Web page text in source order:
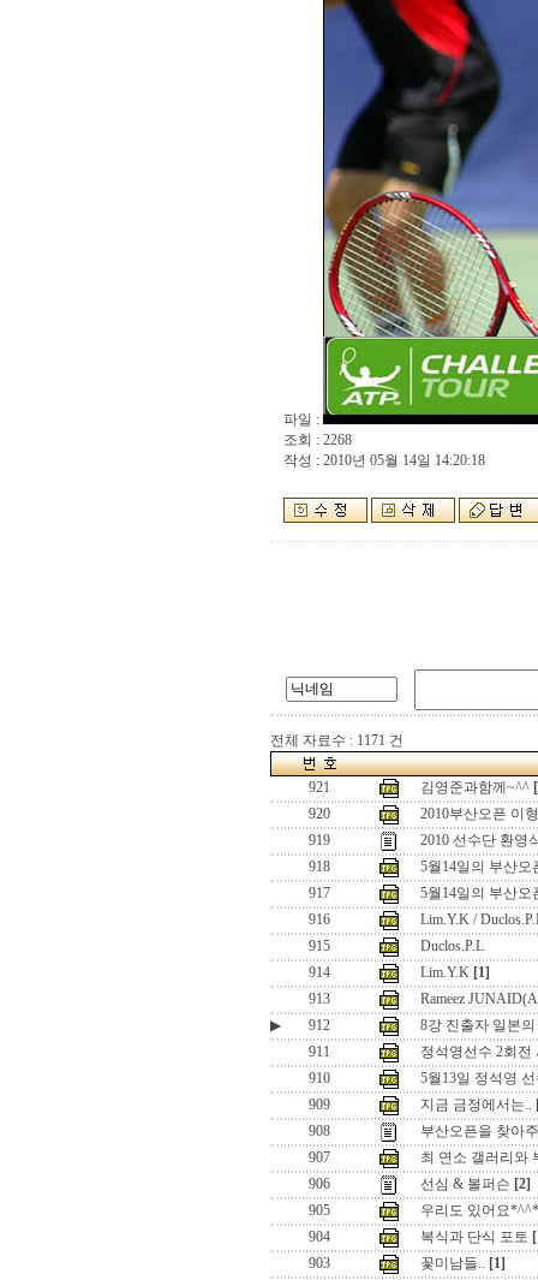
파일 :
조회 : 2268
작성 : 2010년 05월 14일 14:20:18
전체 자료수 : 1171 건
921 김영준과함께~^^
920
2010부산오픈 이
919
2010 선수단 환영
918
5월14일의 부산오
917
5월14일의 부산오
916
Lim.Y.K /
915
Duclos.P.L
914
Lim.Y.K [1]
913
Rameez
▶
912
8강 진출자 일본
911
정석영선수 2회전
910
5월13일 정석영
909
지금 금정에서는..
908
부산오픈을 찾아
907
최 연소 갤러리와
906
선심 & 볼퍼슨 [2]
905
우리도 있어요*^^*
904
복식과 단식 포토
903
꽃미남들.. [1]